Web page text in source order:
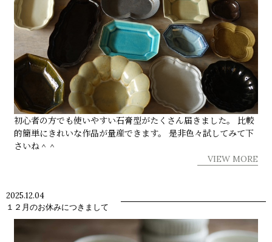
初心者の方でも使いやすい石膏型がたくさん届きました。 比較
的簡単にきれいな作品が量産できます。 是非色々試してみて下
さいね＾＾
VIEW MORE
2025.12.04
１２月のお休みにつきまして